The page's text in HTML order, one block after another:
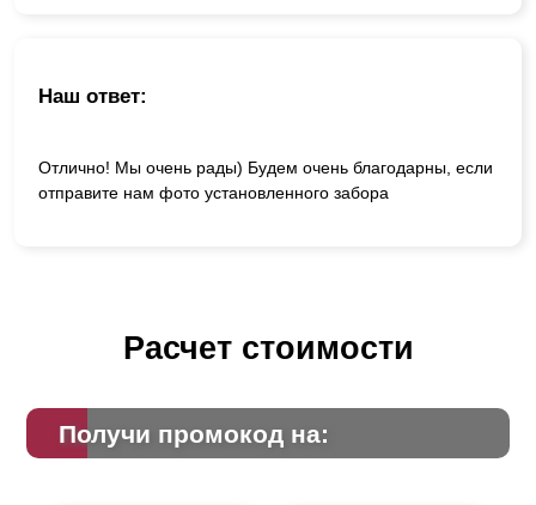
Наш ответ:
Отлично! Мы очень рады) Будем очень благодарны, если
отправите нам фото установленного забора
Расчет стоимости
Получи промокод на: